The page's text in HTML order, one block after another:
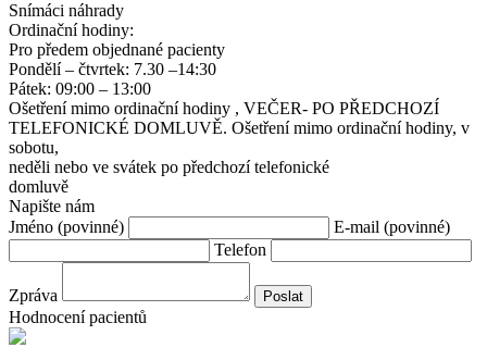
Snímáci náhrady
Ordinační hodiny:
Pro předem objednané pacienty
Pondělí – čtvrtek: 7.30 –14:30
Pátek: 09:00 – 13:00
Оšetření mimo ordinační hodiny , VEČER- PO PŘEDCHOZÍ
TELEFONICKÉ DOMLUVĚ. Оšetření mimo ordinační hodiny, v
sobotu,
neděli nebo ve svátek po předchozí telefonické
domluvě
Napište nám
Jméno (povinné)
E-mail (povinné)
Telefon
Zpráva
Hodnocení pacientů